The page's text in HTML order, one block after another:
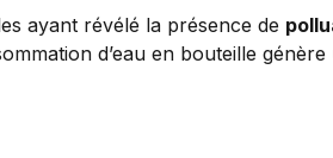
ayant révélé la présence de
d’eau en bouteille